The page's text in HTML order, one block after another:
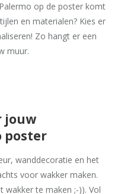
op de poster komt
en materialen? Kies er
Zo hangt er een
muur.
jouw
poster
wanddecoratie en het
voor wakker maken.
wakker te maken ;-)). Vol